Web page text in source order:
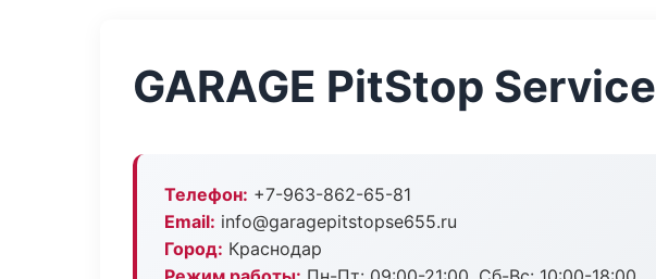
GARAGE PitStop
Телефон: +7-963-862-65-81
Email: info@garagepitstopse655.ru
Город: Краснодар